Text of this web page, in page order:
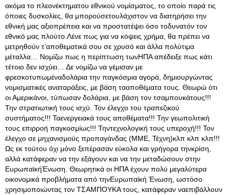
ακόμα το πλεονέκτηματου εθνικού νομίσματος, το οποίο παρά τις
όποιες δυσκολίες, θα μπορούσετουλάχιστον να διατηρήσει την
εθνική μας αξιοπρέπεια και να προστατέψει όσο τοδυνατόν τον
εθνικό μας πλούτο.Λένε πως για να κόψεις χρήμα, θα πρέπει να
μετρηθούν τ’αποθεματικά σου σε χρυσό και άλλα πολύτιμα
μέταλλα… Νομίζω πως η περίπτωση τωνΗΠΑ απέδειξε πως κάτι
τέτοιο δεν ισχύει… Δε νομίζω να γέμισαν με
φρεσκοτυπωμέναδολάρια την παγκόσμια αγορά, δημιουργώντας
νομισματικές αναταράξεις, με βάση τααποθέματα τους . Θεωρώ ότι
οι Αμερικάνοι, τύπωσαν δολάρια, με βάση τον τσαμπουκάτους!!!
Την στρατιωτική τους ισχύ. Τον έλεγχο του τραπεζικού
συστήματος!!! Ταενεργειακά τους αποθέματα!!! Την γεωπολιτική
τους επιρροή παγκοσμίως!!! Τηντεχνολογική τους υπεροχή!!! Τον
έλεγχο σε μηχανισμούς προπαγάνδας (ΜΜΕ, Τέχνη)κλπ κλπ κλπ!!!
Ως εκ τούτου όχι μόνο ξεπέρασαν εύκολα και γρήγορα τηνκρίση,
αλλά κατάφεραν να την εξάγουν και να την μεταδώσουν στην
ΕυρωπαϊκήΈνωση. Θεωρητικά οι ΗΠΑ έχουν πολύ μεγαλύτερα
οικονομικά προβλήματα από τηνΕυρωπαϊκή Ένωση, ωστόσο
χρησιμοποιώντας τον ΤΣΑΜΠΟΥΚΑ τους, κατάφεραν ναεπιβάλλουν